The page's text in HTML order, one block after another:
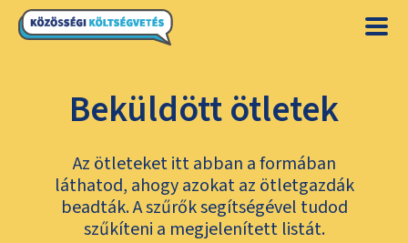
Beküldött ötletek
Az ötleteket itt abban a formában
láthatod, ahogy azokat az ötletgazdák
beadták. A szűrők segítségével tudod
szűkíteni a megjelenített listát.